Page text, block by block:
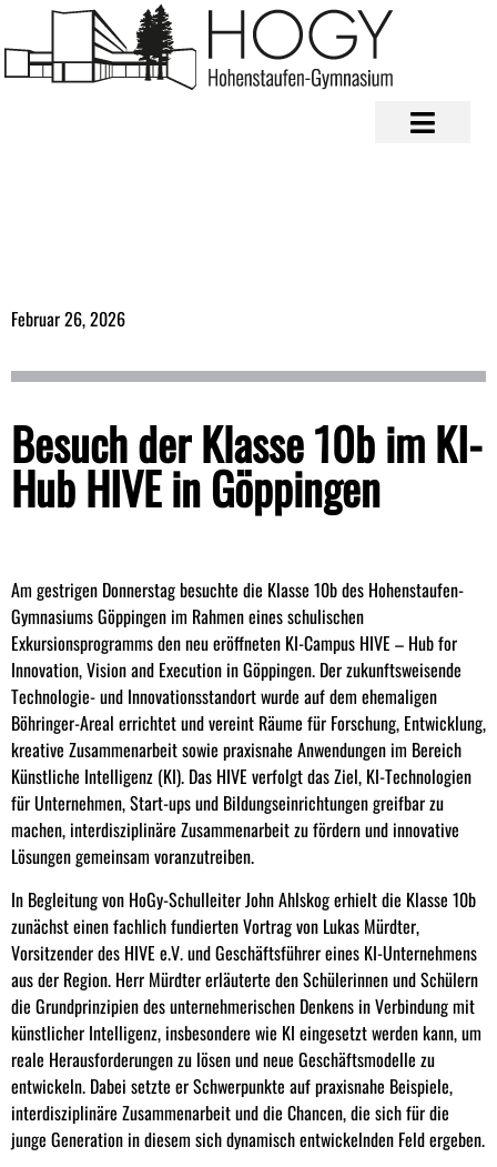
Februar 26, 2026
Besuch der Klasse 10b im KI-
Hub HIVE in Göppingen
Am gestrigen Donnerstag besuchte die Klasse 10b des Hohenstaufen-
Gymnasiums Göppingen im Rahmen eines schulischen
Exkursionsprogramms den neu eröffneten KI-Campus HIVE – Hub for
Innovation, Vision and Execution in Göppingen. Der zukunftsweisende
Technologie- und Innovationsstandort wurde auf dem ehemaligen
Böhringer-Areal errichtet und vereint Räume für Forschung, Entwicklung,
kreative Zusammenarbeit sowie praxisnahe Anwendungen im Bereich
Künstliche Intelligenz (KI). Das HIVE verfolgt das Ziel, KI-Technologien
für Unternehmen, Start-ups und Bildungseinrichtungen greifbar zu
machen, interdisziplinäre Zusammenarbeit zu fördern und innovative
Lösungen gemeinsam voranzutreiben.
In Begleitung von HoGy-Schulleiter John Ahlskog erhielt die Klasse 10b
zunächst einen fachlich fundierten Vortrag von Lukas Mürdter,
Vorsitzender des HIVE e.V. und Geschäftsführer eines KI-Unternehmens
aus der Region. Herr Mürdter erläuterte den Schülerinnen und Schülern
die Grundprinzipien des unternehmerischen Denkens in Verbindung mit
künstlicher Intelligenz, insbesondere wie KI eingesetzt werden kann, um
reale Herausforderungen zu lösen und neue Geschäftsmodelle zu
entwickeln. Dabei setzte er Schwerpunkte auf praxisnahe Beispiele,
interdisziplinäre Zusammenarbeit und die Chancen, die sich für die
junge Generation in diesem sich dynamisch entwickelnden Feld ergeben.